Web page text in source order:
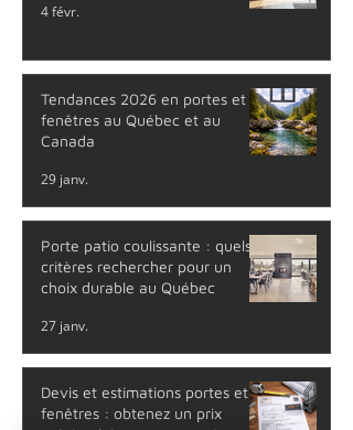
4 févr.
Tendances 2026 en portes et
fenêtres au Québec et au
Canada
29 janv.
Porte patio coulissante : quels
critères rechercher pour un
choix durable au Québec
27 janv.
Devis et estimations portes et
fenêtres : obtenez un prix